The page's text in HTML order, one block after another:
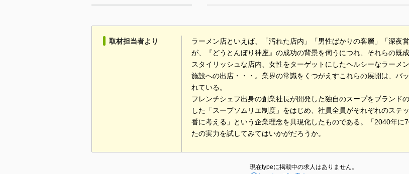
取材担当者より
ラーメン店といえば、「汚れた店内」「男性ばかりの客層」「深夜
が、『どうとんぼり神座』の成功の背景を伺うにつれ、それらの既
スタイリッシュな店内、女性をターゲットにしたヘルシーなラーメ
施設への出店・・・。業界の常識をくつがえすこれらの展開は、バ
れている。
フレンチシェフ出身の創業社長が開発した独自のスープをブランド
した「スープソムリエ制度」をはじめ、社員全員がそれぞれのステ
番に考える」という企業理念を具現化したものである。「2040年
たの実力を試してみてはいかがだろうか。
現在typeに掲載中の求人はありません。